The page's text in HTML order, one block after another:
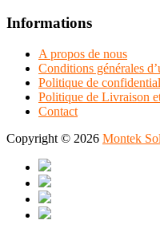
Informations
A propos de nous
Conditions générales
Politique de
Politique de Livraison
Contact
Copyright © 2026 Montek